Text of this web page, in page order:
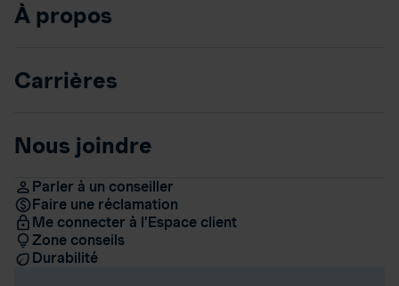
À propos
Carrières
Nous joindre
Parler à un conseiller
Faire une réclamation
Me connecter à l’Espace client
Zone conseils
Durabilité